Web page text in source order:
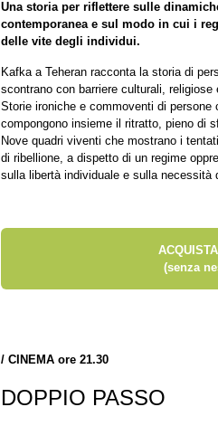
Una storia per riflettere sulle
contemporanea e sul modo in cui i
delle vite degli individui.
Kafka a Teheran racconta la storia di
scontrano con barriere culturali,
Storie ironiche e commoventi di
compongono insieme il ritratto, pieno di
Nove quadri viventi che mostrano i
di ribellione, a dispetto di un regime
sulla libertà individuale e sulla
(senza
/ CINEMA ore 21.30
DOPPIO PASSO